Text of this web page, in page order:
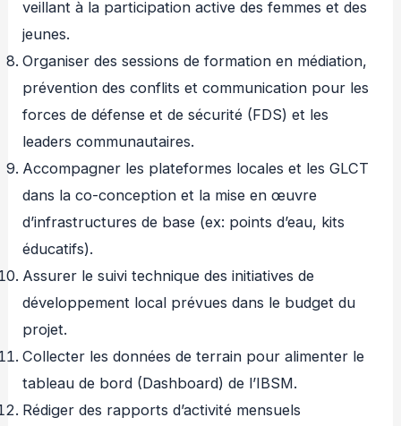
veillant à la participation active des femmes et des
jeunes.
Organiser des sessions de formation en médiation,
prévention des conflits et communication pour les
forces de défense et de sécurité (FDS) et les
leaders communautaires.
Accompagner les plateformes locales et les GLCT
dans la co-conception et la mise en œuvre
d’infrastructures de base (ex: points d’eau, kits
éducatifs).
Assurer le suivi technique des initiatives de
développement local prévues dans le budget du
projet.
Collecter les données de terrain pour alimenter le
tableau de bord (Dashboard) de l’IBSM.
Rédiger des rapports d’activité mensuels